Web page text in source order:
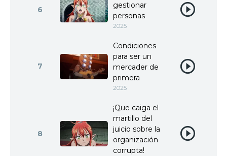
6
gestionar
personas
2025
7
Condiciones
para ser un
mercader de
primera
2025
8
¡Que caiga el
martillo del
juicio sobre la
organización
corrupta!